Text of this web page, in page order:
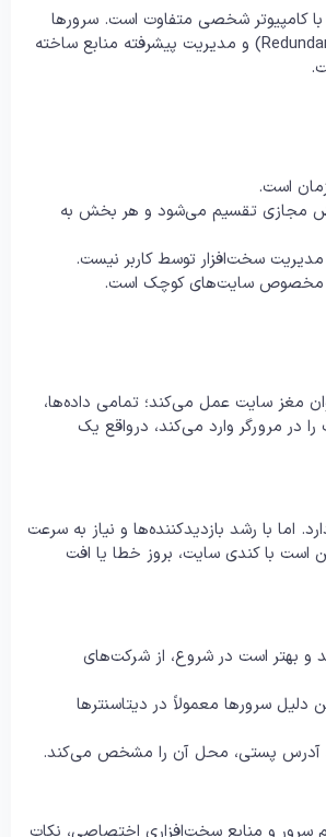
با کامپیوتر شخصی متفاوت است. سرورها
برای کارکرد 24 ساعته، ویژگی‌های افزونه‌پذیر، پشتیبان‌گیری منظم، قابلیت تحمل خرابی (Redundancy) و مدیریت پیشرفته منابع ساخته
است.
مجازی تقسیم می‌شود و هر بخش به
سخت‌افزار توسط کاربر نیست.
که مخصوص سایت‌های کوچک است.
مغز سایت عمل می‌کند؛ تمامی داده‌ها،
در مرورگر وارد می‌کند، درواقع یک
اما با رشد بازدیدکننده‌ها و نیاز به سرعت
است با کندی سایت، بروز خطا یا افت
و بهتر است در شروع، از شرکت‌های
دلیل سرورها معمولاً در دیتاسنترها